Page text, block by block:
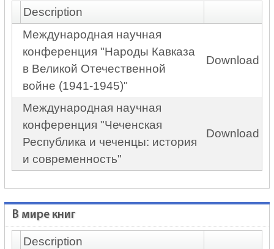
Description
Международная научная
конференция "Народы Кавказа
в Великой Отечественной
войне (1941-1945)"
Download
Международная научная
конференция "Чеченская
Республика и чеченцы: история
и современность"
Download
В мире книг
Description